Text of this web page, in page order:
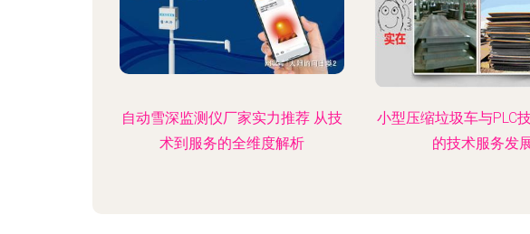
自动雪深监测仪厂家实力推荐 从技
术到服务的全维度解析
小型压缩垃圾车与PLC
的技术服务发